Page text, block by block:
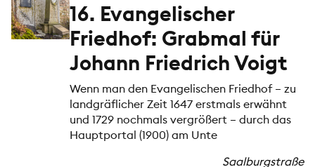
16. Evangelischer
Friedhof: Grabmal für
Johann Friedrich Voigt
Wenn man den Evangelischen Friedhof – zu
landgräflicher Zeit 1647 erstmals erwähnt
und 1729 nochmals vergrößert – durch das
Hauptportal (1900) am Unte
Saalburgstraße